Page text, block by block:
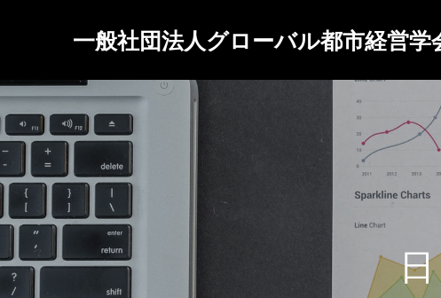
一般社団法人グローバル都市経営学
日